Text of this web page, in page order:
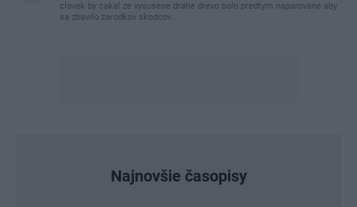
clovek by cakal ze vysusene drahe drevo bolo predtym naparovane aby
sa zbavilo zarodkov skodcov...
Najnovšie časopisy